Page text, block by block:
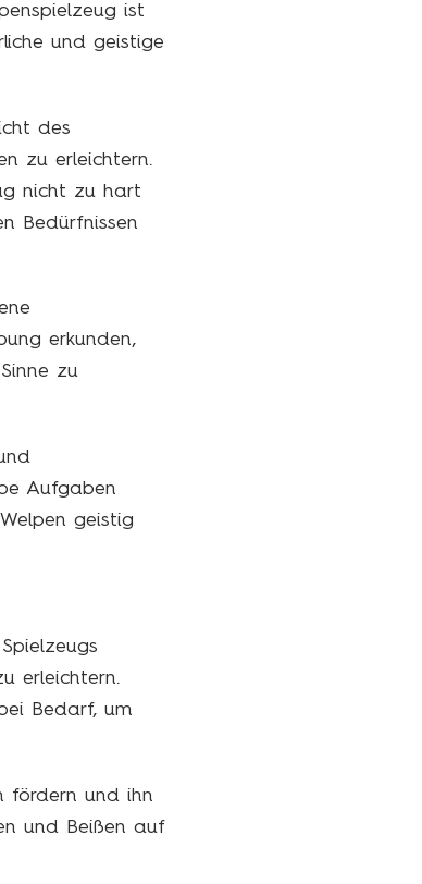
ist
und geistige
des
zu erleichtern.
nicht zu hart
Bedürfnissen
erkunden,
zu
Aufgaben
geistig
erleichtern.
Bedarf, um
fördern und ihn
und Beißen auf